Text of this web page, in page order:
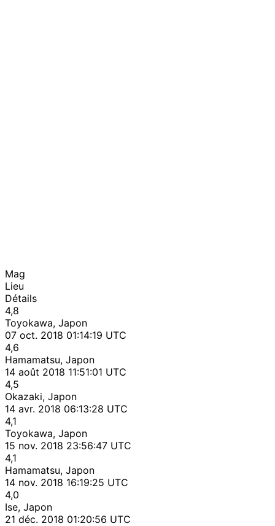
Mag
Lieu
Détails
4,8
Toyokawa, Japon
07 oct. 2018 01:14:19 UTC
4,6
Hamamatsu, Japon
14 août 2018 11:51:01 UTC
4,5
Okazaki, Japon
14 avr. 2018 06:13:28 UTC
4,1
Toyokawa, Japon
15 nov. 2018 23:56:47 UTC
4,1
Hamamatsu, Japon
14 nov. 2018 16:19:25 UTC
4,0
Ise, Japon
21 déc. 2018 01:20:56 UTC